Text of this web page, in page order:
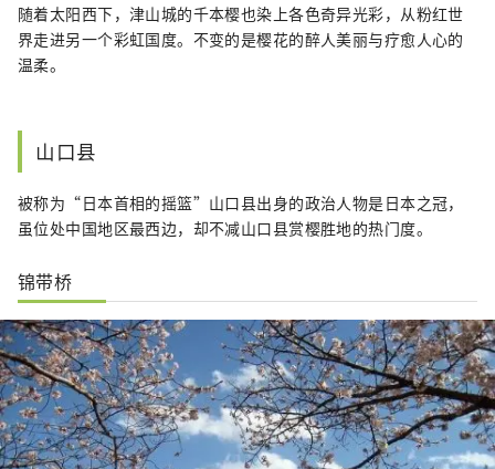
随着太阳西下，津山城的千本樱也染上各色奇异光彩，从粉红世
界走进另一个彩虹国度。不变的是樱花的醉人美丽与疗愈人心的
温柔。
山口县
被称为“日本首相的摇篮”山口县出身的政治人物是日本之冠，
虽位处中国地区最西边，却不减山口县赏樱胜地的热门度。
锦带桥